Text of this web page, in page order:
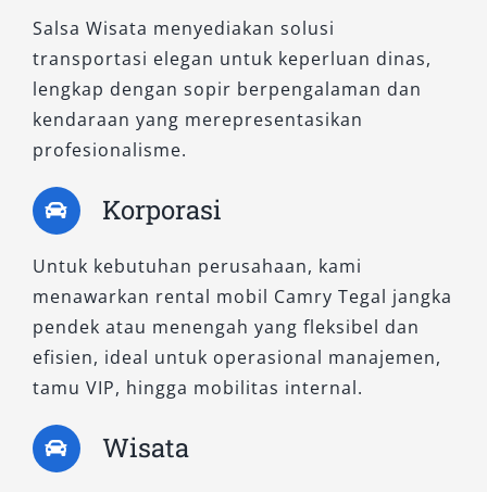
Sebagai mobil premium Tegal, tipe ini sangat
cocok untuk pelanggan yang ingin tampil
berwibawa dalam kegiatan bisnis, acara
pemerintahan, atau penyambutan tamu
penting. Layanan sewa mobil Camry tipe hybrid
kami tersedia baik dengan sopir maupun
sistem lepas kunci (untuk pelanggan korporat
penggunaan harian hingga paket bulanan.
Nikmati Pengalaman Terbaik
bersama Layanan Rental Camry
Kami
Dengan menyediakan dua pilihan tipe terbaik—
Salsa Wisata menyediakan solusi
transportasi elegan untuk keperluan dinas,
lengkap dengan sopir berpengalaman dan
kendaraan yang merepresentasikan
profesionalisme.
Korporasi
Untuk kebutuhan perusahaan, kami
menawarkan rental mobil Camry Tegal jangka
pendek atau menengah yang fleksibel dan
efisien, ideal untuk operasional manajemen,
tamu VIP, hingga mobilitas internal.
Wisata